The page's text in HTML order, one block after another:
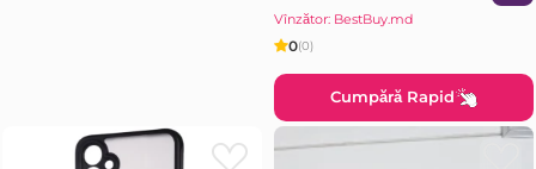
Vînzător: BestBuy.md
0(0)
Cumpără Rapid